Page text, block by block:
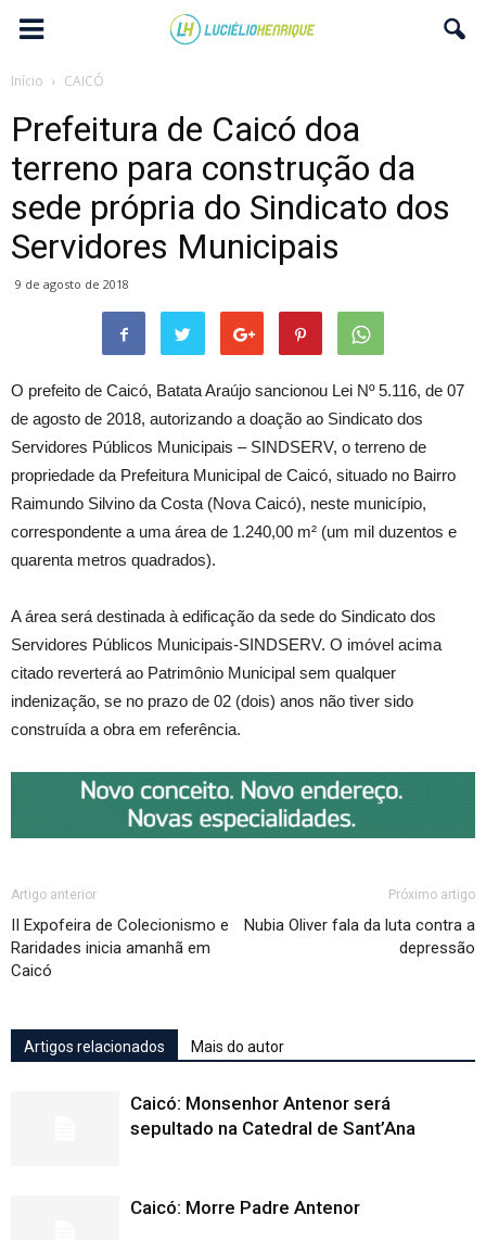
Início CAICÓ
Prefeitura de Caicó doa
terreno para construção da
sede própria do Sindicato dos
Servidores Municipais
9 de agosto de 2018
O prefeito de Caicó, Batata Araújo sancionou Lei Nº 5.116, de 07
de agosto de 2018, autorizando a doação ao Sindicato dos
Servidores Públicos Municipais – SINDSERV, o terreno de
propriedade da Prefeitura Municipal de Caicó, situado no Bairro
Raimundo Silvino da Costa (Nova Caicó), neste município,
correspondente a uma área de 1.240,00 m² (um mil duzentos e
quarenta metros quadrados).
A área será destinada à edificação da sede do Sindicato dos
Servidores Públicos Municipais-SINDSERV. O imóvel acima
citado reverterá ao Patrimônio Municipal sem qualquer
indenização, se no prazo de 02 (dois) anos não tiver sido
construída a obra em referência.
Artigo anterior
II Expofeira de Colecionismo e
Raridades inicia amanhã em
Caicó
Próximo artigo
Nubia Oliver fala da luta contra a
depressão
Artigos relacionados Mais do autor
Caicó: Monsenhor Antenor será
sepultado na Catedral de Sant’Ana
Caicó: Morre Padre Antenor